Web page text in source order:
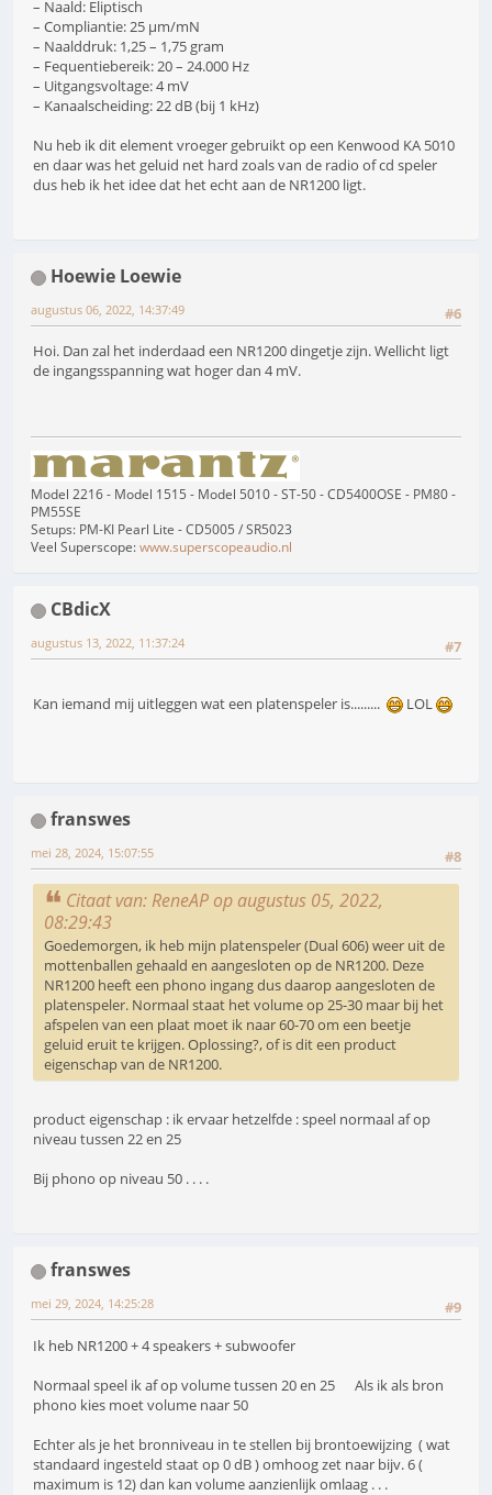
– Naald: Eliptisch
– Compliantie: 25 µm/mN
– Naalddruk: 1,25 – 1,75 gram
– Fequentiebereik: 20 – 24.000 Hz
– Uitgangsvoltage: 4 mV
– Kanaalscheiding: 22 dB (bij 1 kHz)
Nu heb ik dit element vroeger gebruikt op een Kenwood KA 5010
en daar was het geluid net hard zoals van de radio of cd speler
dus heb ik het idee dat het echt aan de NR1200 ligt.
Hoewie Loewie
#6
augustus 06, 2022, 14:37:49
Hoi. Dan zal het inderdaad een NR1200 dingetje zijn. Wellicht ligt
de ingangsspanning wat hoger dan 4 mV.
Model 2216 - Model 1515 - Model 5010 - ST-50 - CD5400OSE - PM80 -
PM55SE
Setups: PM-KI Pearl Lite - CD5005 / SR5023
Veel Superscope:www.superscopeaudio.nl
CBdicX
#7
augustus 13, 2022, 11:37:24
Kan iemand mij uitleggen wat een platenspeler is......... LOL
franswes
#8
mei 28, 2024, 15:07:55
Citaat van: ReneAP op augustus 05, 2022,
08:29:43
Goedemorgen, ik heb mijn platenspeler (Dual 606) weer uit de
mottenballen gehaald en aangesloten op de NR1200. Deze
NR1200 heeft een phono ingang dus daarop aangesloten de
platenspeler. Normaal staat het volume op 25-30 maar bij het
afspelen van een plaat moet ik naar 60-70 om een beetje
geluid eruit te krijgen. Oplossing?, of is dit een product
eigenschap van de NR1200.
product eigenschap : ik ervaar hetzelfde : speel normaal af op
niveau tussen 22 en 25
Bij phono op niveau 50 . . . .
franswes
#9
mei 29, 2024, 14:25:28
Ik heb NR1200 + 4 speakers + subwoofer
Normaal speel ik af op volume tussen 20 en 25 Als ik als bron
phono kies moet volume naar 50
Echter als je het bronniveau in te stellen bij brontoewijzing ( wat
standaard ingesteld staat op 0 dB ) omhoog zet naar bijv. 6 (
maximum is 12) dan kan volume aanzienlijk omlaag . . .